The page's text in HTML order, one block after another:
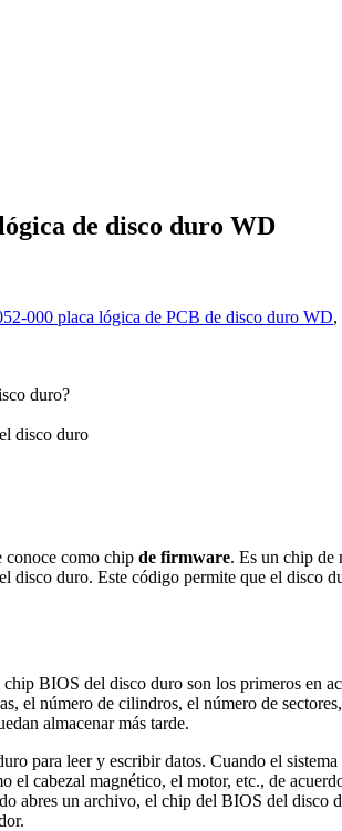
de disco duro WD
000 placa lógica de PCB de disco duro WD,
duro?
disco duro
como chip de firmware. Es un chip de
duro. Este código permite que el disco
chip BIOS del disco duro son los primeros
el número de cilindros, el número de
almacenar más tarde.
para leer y escribir datos. Cuando el
cabezal magnético, el motor, etc., de
abres un archivo, el chip del BIOS del disco